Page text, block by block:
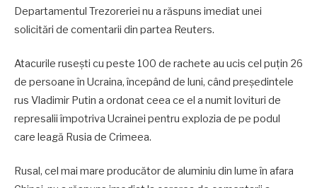
Departamentul Trezoreriei nu a răspuns imediat unei
solicitări de comentarii din partea Reuters.
Atacurile ruseşti cu peste 100 de rachete au ucis cel puţin 26
de persoane în Ucraina, începând de luni, când preşedintele
rus Vladimir Putin a ordonat ceea ce el a numit lovituri de
represalii împotriva Ucrainei pentru explozia de pe podul
care leagă Rusia de Crimeea.
Rusal, cel mai mare producător de aluminiu din lume în afara